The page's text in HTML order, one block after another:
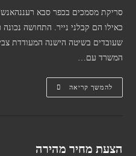
סריקת מסמכים בכפר סבא
כאילו הם קבלני נייר. התחושה נכונה
שעובדים בשיטה הישנה המעודדת
המשרד עם…
להמשך קריאהשירות
לסריקת
הצעת מחיר מהירה